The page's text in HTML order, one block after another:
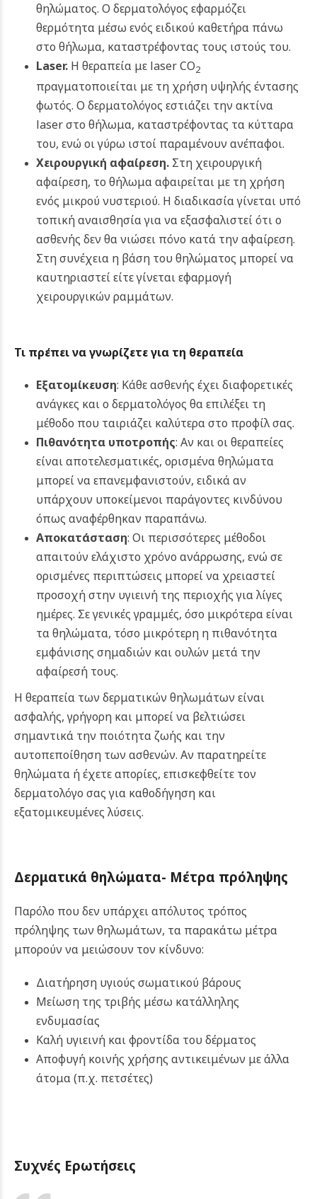
θηλώματος. Ο δερματολόγος εφαρμόζει
θερμότητα μέσω ενός ειδικού καθετήρα πάνω
στο θήλωμα, καταστρέφοντας τους ιστούς του.
Laser. Η θεραπεία με laser CO2
πραγματοποιείται με τη χρήση υψηλής έντασης
φωτός. Ο δερματολόγος εστιάζει την ακτίνα
laser στο θήλωμα, καταστρέφοντας τα κύτταρα
του, ενώ οι γύρω ιστοί παραμένουν ανέπαφοι.
Χειρουργική αφαίρεση. Στη χειρουργική
αφαίρεση, το θήλωμα αφαιρείται με τη χρήση
ενός μικρού νυστεριού. Η διαδικασία γίνεται υπό
τοπική αναισθησία για να εξασφαλιστεί ότι ο
ασθενής δεν θα νιώσει πόνο κατά την αφαίρεση.
Στη συνέχεια η βάση του θηλώματος μπορεί να
καυτηριαστεί είτε γίνεται εφαρμογή
χειρουργικών ραμμάτων.
Τι πρέπει να γνωρίζετε για τη θεραπεία
Εξατομίκευση: Κάθε ασθενής έχει διαφορετικές
ανάγκες και ο δερματολόγος θα επιλέξει τη
μέθοδο που ταιριάζει καλύτερα στο προφίλ σας.
Πιθανότητα υποτροπής: Αν και οι θεραπείες
είναι αποτελεσματικές, ορισμένα θηλώματα
μπορεί να επανεμφανιστούν, ειδικά αν
υπάρχουν υποκείμενοι παράγοντες κινδύνου
όπως αναφέρθηκαν παραπάνω.
Αποκατάσταση: Οι περισσότερες μέθοδοι
απαιτούν ελάχιστο χρόνο ανάρρωσης, ενώ σε
ορισμένες περιπτώσεις μπορεί να χρειαστεί
προσοχή στην υγιεινή της περιοχής για λίγες
ημέρες. Σε γενικές γραμμές, όσο μικρότερα είναι
τα θηλώματα, τόσο μικρότερη η πιθανότητα
εμφάνισης σημαδιών και ουλών μετά την
αφαίρεσή τους.
Η θεραπεία των δερματικών θηλωμάτων είναι
ασφαλής, γρήγορη και μπορεί να βελτιώσει
σημαντικά την ποιότητα ζωής και την
αυτοπεποίθηση των ασθενών. Αν παρατηρείτε
θηλώματα ή έχετε απορίες, επισκεφθείτε τον
δερματολόγο σας για καθοδήγηση και
εξατομικευμένες λύσεις.
Δερματικά θηλώματα- Μέτρα πρόληψης
Παρόλο που δεν υπάρχει απόλυτος τρόπος
πρόληψης των θηλωμάτων, τα παρακάτω μέτρα
μπορούν να μειώσουν τον κίνδυνο:
Διατήρηση υγιούς σωματικού βάρους
Μείωση της τριβής μέσω κατάλληλης
ενδυμασίας
Καλή υγιεινή και φροντίδα του δέρματος
Αποφυγή κοινής χρήσης αντικειμένων με άλλα
άτομα (π.χ. πετσέτες)
Συχνές Ερωτήσεις